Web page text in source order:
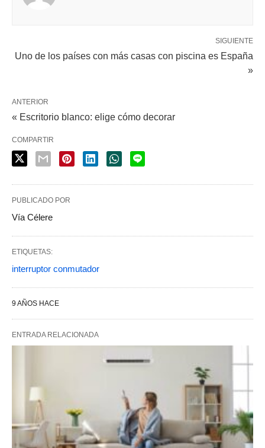
SIGUIENTE
Uno de los países con más casas con piscina es España
»
ANTERIOR
« Escritorio blanco: elige cómo decorar
COMPARTIR
PUBLICADO POR
Vía Célere
ETIQUETAS:
interruptor conmutador
9 AÑOS HACE
ENTRADA RELACIONADA